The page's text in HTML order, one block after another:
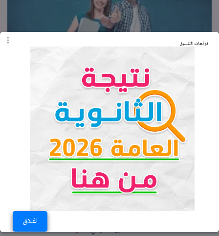
توقعات التنسيق
اغلاق
طريقة المذاكرة الصحيحة وعدم النسيان
أسماء أبو بكر
الوقت الضايع
حسين السنوسي الأحد 15-07-2018 12:00 صـ